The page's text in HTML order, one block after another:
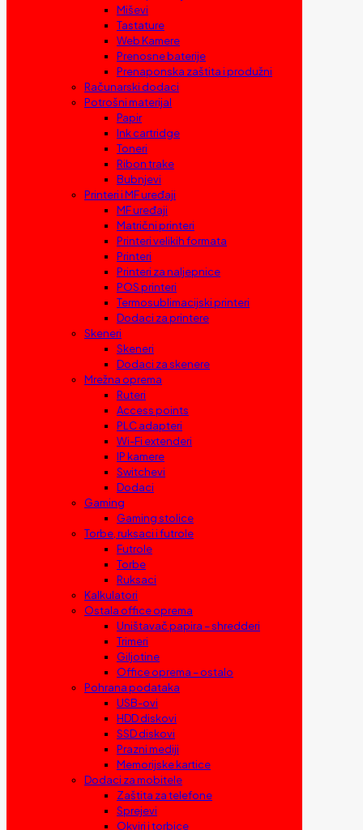
Miševi
Tastature
Web Kamere
Prenosne baterije
Prenaponska zaštita i produžni
Računarski dodaci
Potrošni materijal
Papir
Ink cartridge
Toneri
Ribon trake
Bubnjevi
Printeri i MF uređaji
MF uređaji
Matrični printeri
Printeri velikih formata
Printeri
Printeri za naljepnice
POS printeri
Termosublimacijski printeri
Dodaci za printere
Skeneri
Skeneri
Dodaci za skenere
Mrežna oprema
Ruteri
Access points
PLC adapteri
Wi-Fi extenderi
IP kamere
Switchevi
Dodaci
Gaming
Gaming stolice
Torbe, ruksaci i futrole
Futrole
Torbe
Ruksaci
Kalkulatori
Ostala office oprema
Uništavač papira – shredderi
Trimeri
Giljotine
Office oprema – ostalo
Pohrana podataka
USB-ovi
HDD diskovi
SSD diskovi
Prazni mediji
Memorijske kartice
Dodaci za mobitele
Zaštita za telefone
Sprejevi
Okviri i torbice